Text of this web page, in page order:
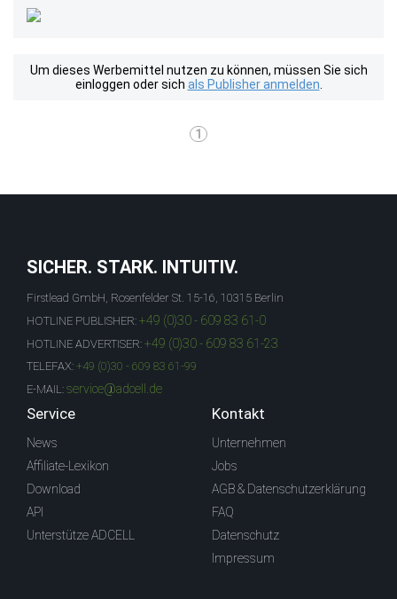
Um dieses Werbemittel nutzen zu können, müssen Sie sich
einloggen oder sich als Publisher anmelden
1
SICHER. STARK. INTUITIV.
Firstlead GmbH, Rosenfelder St. 15-16, 10315 Berlin
HOTLINE PUBLISHER: +49 (0)30 - 609 83 61-0
HOTLINE ADVERTISER: +49 (0)30 - 609 83 61-23
TELEFAX: +49 (0)30 - 609 83 61-99
E-MAIL: service@adcell.de
Service
News
Affiliate-Lexikon
Download
API
Unterstütze ADCELL
Kontakt
Unternehmen
Jobs
AGB & Datenschutzerklärung
FAQ
Datenschutz
Impressum